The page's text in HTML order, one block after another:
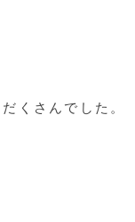
くさんでした。